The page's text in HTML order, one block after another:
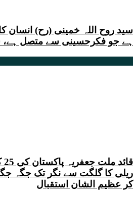
سید روح اللہ خمینی (رح) انسان
ہے جو فکرحسینی سے متصل ہے،
ریلی کا گلگت سے نگر تک جگہ
کر عظیم الشان استقبال